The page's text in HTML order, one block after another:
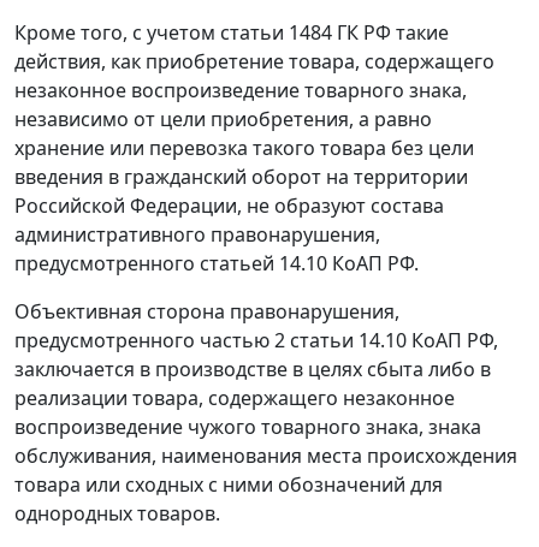
Кроме того, с учетом статьи 1484 ГК РФ такие
действия, как приобретение товара, содержащего
незаконное воспроизведение товарного знака,
независимо от цели приобретения, а равно
хранение или перевозка такого товара без цели
введения в гражданский оборот на территории
Российской Федерации, не образуют состава
административного правонарушения,
предусмотренного статьей 14.10 КоАП РФ.
Объективная сторона правонарушения,
предусмотренного частью 2 статьи 14.10 КоАП РФ,
заключается в производстве в целях сбыта либо в
реализации товара, содержащего незаконное
воспроизведение чужого товарного знака, знака
обслуживания, наименования места происхождения
товара или сходных с ними обозначений для
однородных товаров.